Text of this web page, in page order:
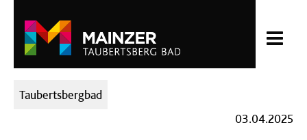
Kategorien:
Taubertsbergbad
03.04.2025